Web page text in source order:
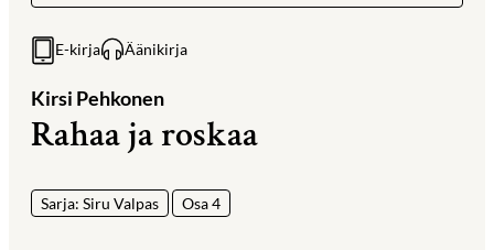
E-kirja Äänikirja
Kirsi Pehkonen
Rahaa ja roskaa
Sarja: Siru Valpas Osa 4